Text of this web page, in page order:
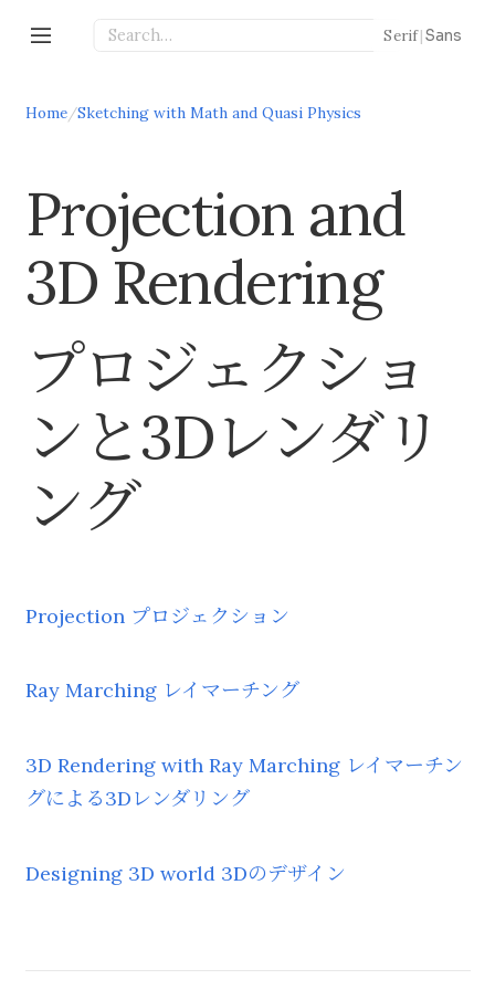
Serif|Sans
Home/Sketching with Math and Quasi Physics
Projection and
3D Rendering
プロジェクショ
ンと3Dレンダリ
ング
Projection プロジェクション
Ray Marching レイマーチング
3D Rendering with Ray Marching レイマーチン
グによる3Dレンダリング
Designing 3D world 3Dのデザイン